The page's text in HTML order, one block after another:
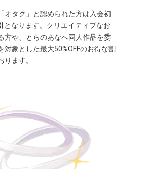
オタク」と認められた方は入会初
となります。クリエイティブなお
方や、とらのあなへ同人作品を委
対象とした最大50%OFFのお得な割
ります。